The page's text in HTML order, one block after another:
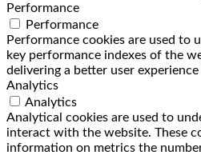
Performance
Performance
Performance cookies are used to
key performance indexes of the
delivering a better user
Analytics
Analytics
Analytical cookies are used to
interact with the website. These
information on metrics the